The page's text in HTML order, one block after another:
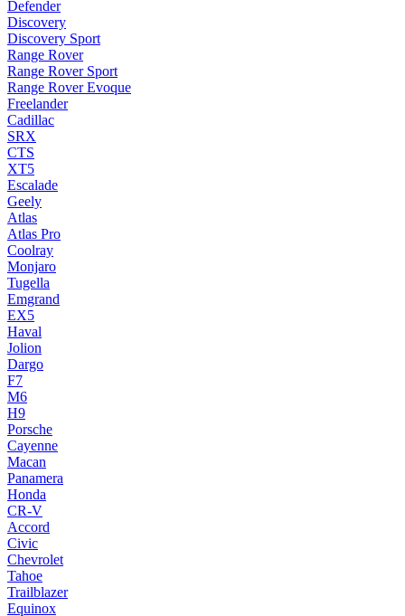
Defender
Discovery
Discovery Sport
Range Rover
Range Rover Sport
Range Rover Evoque
Freelander
Cadillac
SRX
CTS
XT5
Escalade
Geely
Atlas
Atlas Pro
Coolray
Monjaro
Tugella
Emgrand
EX5
Haval
Jolion
Dargo
F7
M6
H9
Porsche
Cayenne
Macan
Panamera
Honda
CR-V
Accord
Civic
Chevrolet
Tahoe
Trailblazer
Equinox